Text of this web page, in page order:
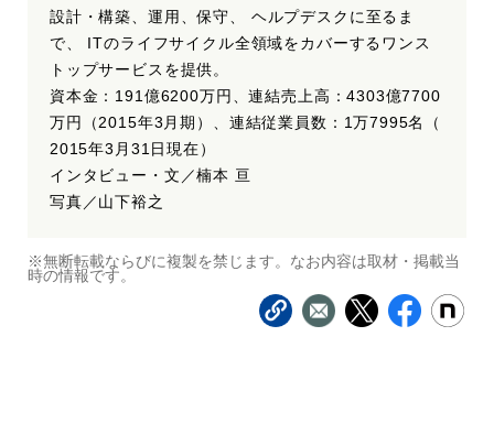
設計・構築、運用、保守、 ヘルプデスクに至るま
で、 ITのライフサイクル全領域をカバーするワンス
トップサービスを提供。
資本金：191億6200万円、連結売上高：4303億7700
万円（2015年3月期）、連結従業員数：1万7995名（
2015年3月31日現在）
インタビュー・文／楠本 亘
写真／山下裕之
※無断転載ならびに複製を禁じます。なお内容は取材・掲載当
時の情報です。